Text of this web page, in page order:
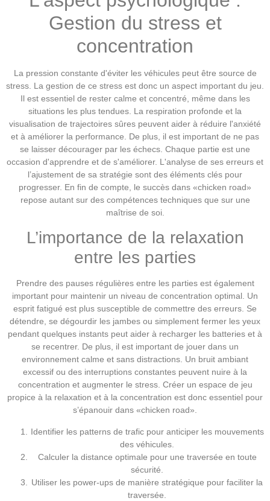
Gestion du stress et
concentration
La pression constante d'éviter les véhicules peut être source de
stress. La gestion de ce stress est donc un aspect important du jeu.
Il est essentiel de rester calme et concentré, même dans les
situations les plus tendues. La respiration profonde et la
visualisation de trajectoires sûres peuvent aider à réduire l'anxiété
et à améliorer la performance. De plus, il est important de ne pas
se laisser décourager par les échecs. Chaque partie est une
occasion d'apprendre et de s'améliorer. L'analyse de ses erreurs et
l’ajustement de sa stratégie sont des éléments clés pour
progresser. En fin de compte, le succès dans «chicken road»
repose autant sur des compétences techniques que sur une
maîtrise de soi.
L’importance de la relaxation
entre les parties
Prendre des pauses régulières entre les parties est également
important pour maintenir un niveau de concentration optimal. Un
esprit fatigué est plus susceptible de commettre des erreurs. Se
détendre, se dégourdir les jambes ou simplement fermer les yeux
pendant quelques instants peut aider à recharger les batteries et à
se recentrer. De plus, il est important de jouer dans un
environnement calme et sans distractions. Un bruit ambiant
excessif ou des interruptions constantes peuvent nuire à la
concentration et augmenter le stress. Créer un espace de jeu
propice à la relaxation et à la concentration est donc essentiel pour
s’épanouir dans «chicken road».
Identifier les patterns de trafic pour anticiper les mouvements
des véhicules.
Calculer la distance optimale pour une traversée en toute
sécurité.
Utiliser les power-ups de manière stratégique pour faciliter la
traversée.